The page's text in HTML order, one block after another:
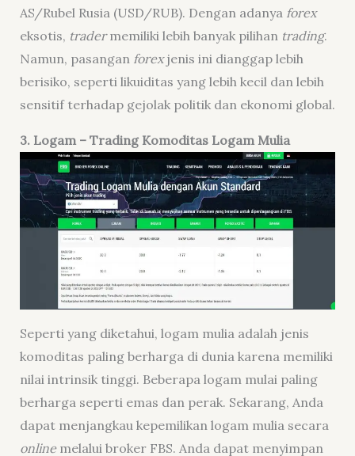
AS/Rubel Rusia (USD/RUB). Dengan adanya forex
eksotis, tradermemiliki lebih banyak pilihan trading.
Namun, pasangan forexjenis ini dianggap lebih
berisiko, seperti likuiditas yang lebih kecil dan lebih
sensitif terhadap gejolak politik dan ekonomi global.
3. Logam– Trading Komoditas Logam Mulia
Seperti yang diketahui, logam mulia adalah jenis
komoditas paling berharga di dunia karena memiliki
nilai intrinsik tinggi. Beberapa logam mulai paling
berharga seperti emas dan perak. Sekarang, Anda
dapat menjangkau kepemilikan logam mulia secara
onlinemelalui broker FBS. Anda dapat menyimpan